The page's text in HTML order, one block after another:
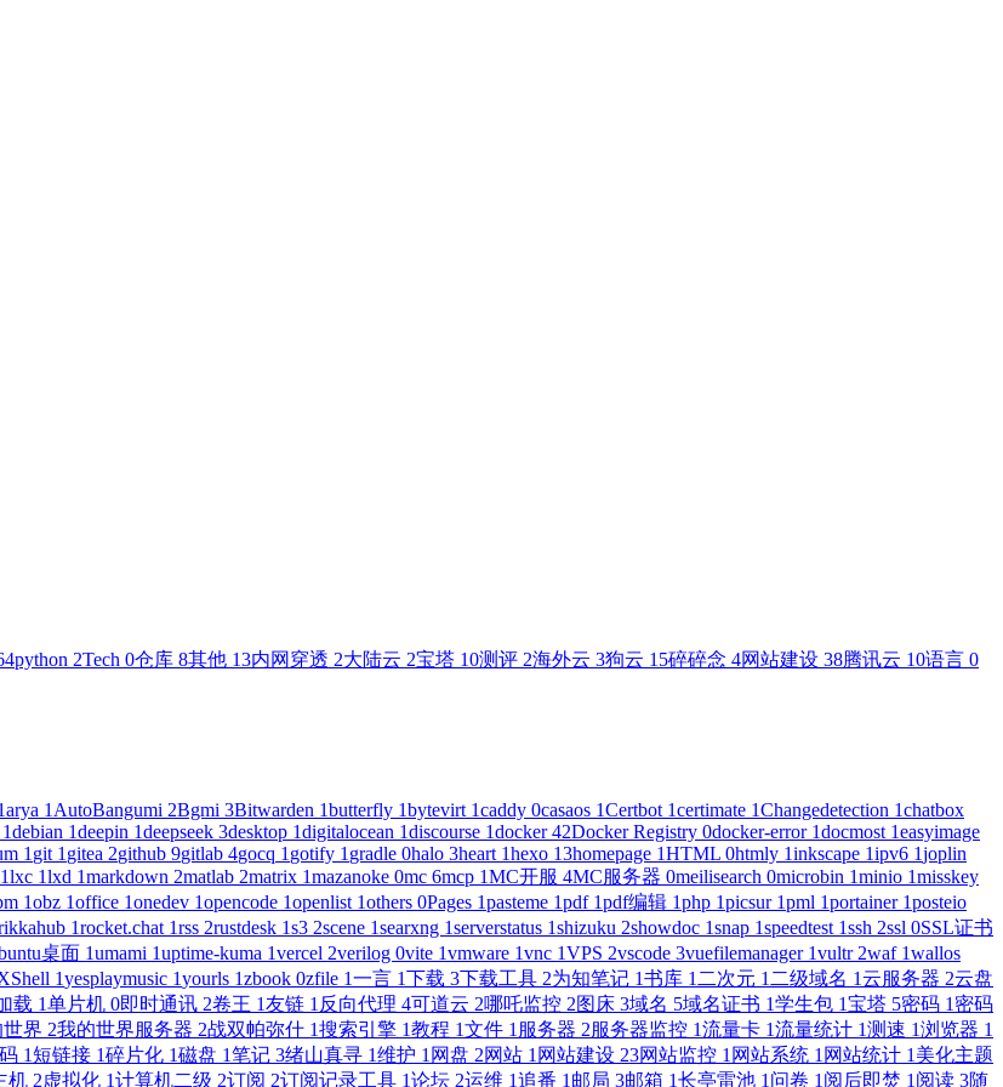
python 2Tech 0仓库 8其他 13内网穿透 2大陆云 2宝塔 10测评 2海外云 3狗云 15碎碎念 4网站建设 38腾讯云 10语言 0
arya 1 AutoBangumi 2Bgmi 3Bitwarden 1butterfly 1bytevirt 1caddy 0casaos 1Certbot 1certimate 1Changedetection 1chatbox
1debian 1deepin 1deepseek 3desktop 1digitalocean 1discourse 1docker42Docker Registry 0docker-error 1docmost 1easyimage
1 git 1 gitea 2github 9gitlab 4gocq 1 gotify 1 gradle 0halo 3heart 1hexo 13homepage 1HTML 0htmly 1inkscape 1ipv6 1joplin
1lxc 1lxd 1markdown 2matlab 2matrix 1mazanoke 0mc 6mcp 1MC开服 4MC服务器 0meilisearch 0microbin 1minio 1misskey
1obz 1office 1onedev 1opencode 1openlist 1others 0Pages 1pasteme 1pdf 1pdf编辑 1php 1picsur 1pml 1portainer 1posteio
1rocket.chat 1rss 2rustdesk 1s3 2scene 1searxng 1serverstatus 1shizuku 2showdoc 1snap 1speedtest 1ssh 2ssl 0SSL证书
桌面 1umami 1uptime-kuma 1vercel 2verilog 0vite 1vmware 1vnc 1VPS 2vscode 3vuefilemanager 1vultr 2waf 1wallos
1yesplaymusic 1yourls 1zbook 0zfile 1一言 1下载 3下载工具 2为知笔记 1书库 1 二次元 1 二级域名 1云服务器 2云盘
载 1单片机 0即时通讯 2卷王 1友链 1 反向代理 4可道云 2哪吒监控 2图床 3域名 5域名证书 1学生包 1宝塔 5密码 1 密码
界 2我的世界服务器 2战双帕弥什 1搜索引擎 1教程 1文件 1 服务器 2服务器监控 1流量卡 1流量统计 1测速 1浏览器 1
1短链接 1碎片化 1磁盘 1笔记 3绪山真寻 1维护 1 网盘 2网站 1 网站建设 23网站监控 1 网站系统 1 网站统计 1 美化主题
机 2虚拟化 1计算机二级 2订阅 2订阅记录工具 1论坛 2运维 1追番 1 邮局 3邮箱 1长亭雷池 1 问卷 1 阅后即焚 1 阅读 3随